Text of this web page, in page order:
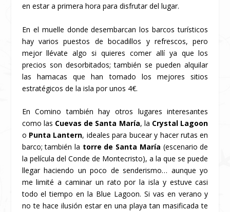
en estar a primera hora para disfrutar del lugar.
En el muelle donde desembarcan los barcos turísticos
hay varios puestos de bocadillos y refrescos, pero
mejor llévate algo si quieres comer allí ya que los
precios son desorbitados; también se pueden alquilar
las hamacas que han tomado los mejores sitios
estratégicos de la isla por unos 4€.
En Comino también hay otros lugares interesantes
como las Cuevas de Santa María, la Crystal Lagoon
o Punta Lantern, ideales para bucear y hacer rutas en
barco; también la torre de Santa María (escenario de
la película del Conde de Montecristo), a la que se puede
llegar haciendo un poco de senderismo… aunque yo
me limité a caminar un rato por la isla y estuve casi
todo el tiempo en la Blue Lagoon. Si vas en verano y
no te hace ilusión estar en una playa tan masificada te